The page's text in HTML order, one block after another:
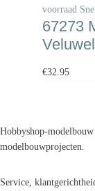
voorraad
67273
€32.95
Hobbyshop-
modelbouwprojecten.
Service,